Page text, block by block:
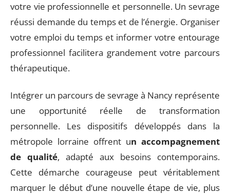
votre vie professionnelle et personnelle. Un sevrage
réussi demande du temps et de l’énergie. Organiser
votre emploi du temps et informer votre entourage
professionnel facilitera grandement votre parcours
thérapeutique.
Intégrer un parcours de sevrage à Nancy représente
une opportunité réelle de transformation
personnelle. Les dispositifs développés dans la
métropole lorraine offrent un accompagnement
de qualité, adapté aux besoins contemporains.
Cette démarche courageuse peut véritablement
marquer le début d’une nouvelle étape de vie, plus